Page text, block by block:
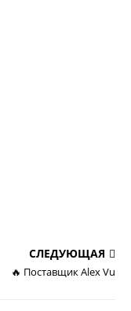
СЛЕДУЮЩАЯ
🔥 Поставщик Alex Vu